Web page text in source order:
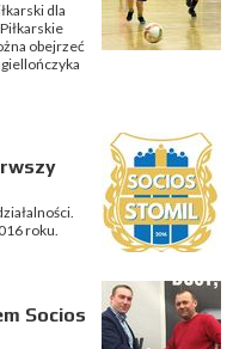
dla
obejrzeć
roku.
Socios